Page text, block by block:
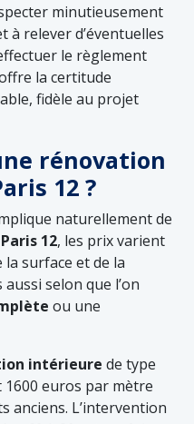
minutieusement
à relever d’éventuelles
le règlement
la certitude
fidèle au projet
rénovation
12 ?
naturellement de
Paris 12, les prix varient
surface et de la
selon que l’on
ou une
intérieure de type
euros par mètre
anciens. L’intervention